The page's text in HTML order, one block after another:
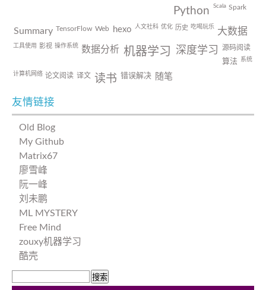
Python Scala Spark
Summary TensorFlow Web hexo 人文社科 优化 历史 吃喝玩乐 大数据
工具使用 影视 操作系统 数据分析 机器学习 深度学习 源码阅读
算法 系统
计算机网络 论文阅读 译文 读书 错误解决 随笔
友情链接
Old Blog
My Github
Matrix67
廖雪峰
阮一峰
刘未鹏
ML MYSTERY
Free Mind
zouxy机器学习
酷壳